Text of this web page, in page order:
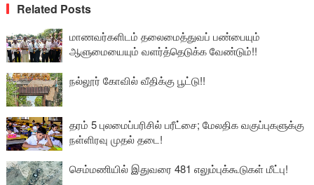
Related Posts
மாணவர்களிடம் தலைமைத்துவப் பண்பையும்
ஆளுமையையும் வளர்த்தெடுக்க வேண்டும்!!
நல்லூர் கோவில் வீதிக்கு பூட்டு!!
தரம் 5 புலமைப்பரிசில் பரீட்சை; மேலதிக வகுப்புகளுக்கு
நள்ளிரவு முதல் தடை!
செம்மணியில் இதுவரை 481 எலும்புக்கூடுகள் மீட்பு!